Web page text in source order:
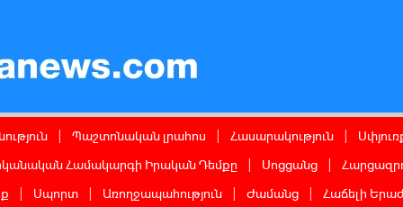
Պաշտոնական լրահոս Հասարակություն
Համակարգի Իրական Դեմքը Սոցցանց
Սպորտ Առողջապահություն Ժամանց Հաճելի